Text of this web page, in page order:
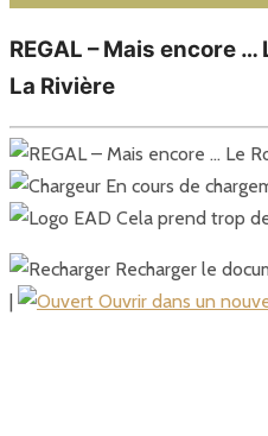
REGAL – Mais encore
La Rivière
En cours de
Cela prend trop
Recharger le
Ouvrir dans un